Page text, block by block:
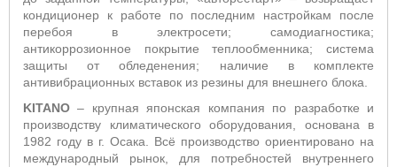
кондиционер к работе по последним настройкам после
перебоя в электросети; самодиагностика;
антикоррозионное покрытие теплообменника; система
защиты от обледенения; наличие в комплекте
антивибрационных вставок из резины для внешнего блока.
KITANO– крупная японская компания по разработке и
производству климатического оборудования, основана в
1982 году в г. Осака. Всё производство ориентировано на
международный рынок, для потребностей внутреннего